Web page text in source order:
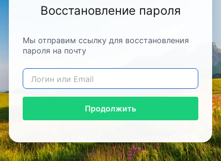
Восстановление пароля
Мы отправим ссылку для восстановления
пароля на почту
Продолжить